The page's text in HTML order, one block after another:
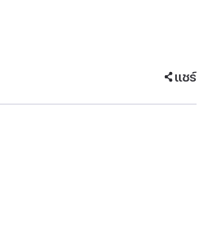
แชร์